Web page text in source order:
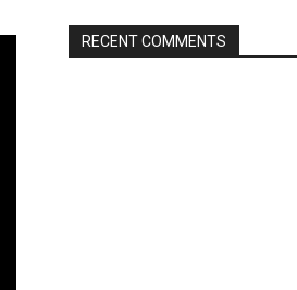
RECENT COMMENTS